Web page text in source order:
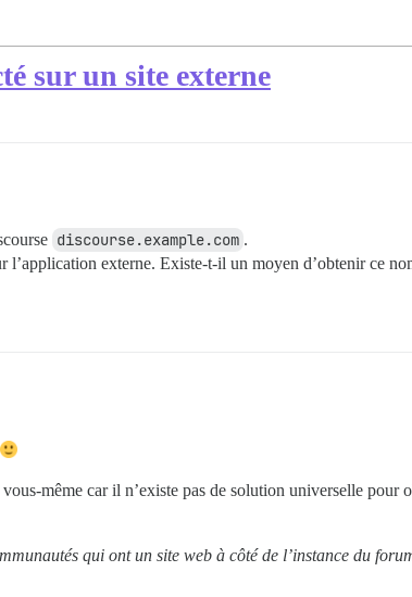
sur un site externe
discourse.example.com .
externe. Existe-t-il un moyen d’obtenir ce
même car il n’existe pas de solution universelle pour
qui ont un site web à côté de l’instance du